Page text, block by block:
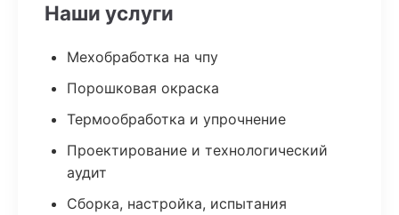
Наши услуги
Мехобработка на чпу
Порошковая окраска
Термообработка и упрочнение
Проектирование и технологический
аудит
Сборка, настройка, испытания